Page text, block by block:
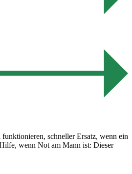
schneller Ersatz, wenn ein
wenn Not am Mann ist: Dieser